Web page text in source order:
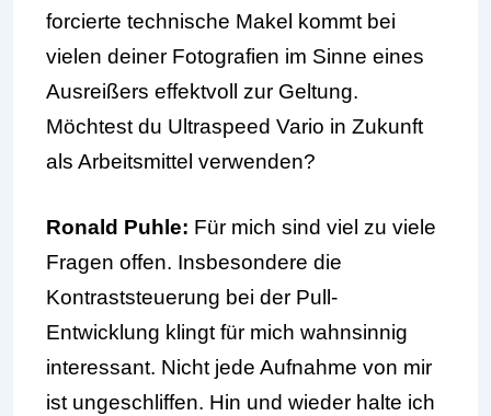
forcierte technische Makel kommt bei
vielen deiner Fotografien im Sinne eines
Ausreißers effektvoll zur Geltung.
Möchtest du Ultraspeed Vario in Zukunft
als Arbeitsmittel verwenden?
Ronald Puhle: Für mich sind viel zu viele
Fragen offen. Insbesondere die
Kontraststeuerung bei der Pull-
Entwicklung klingt für mich wahnsinnig
interessant. Nicht jede Aufnahme von mir
ist ungeschliffen. Hin und wieder halte ich